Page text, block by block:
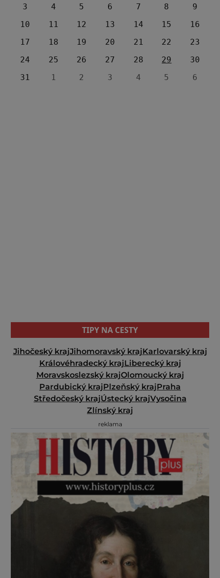
3
4 5 6 7 8
9
10
11 12 13 14 15
16
17
18 19 20 21 22
23
24
25 26 27 28 29
30
31
1 2 3 4 5 6
TIPY NA CESTY
Jihočeský krajJihomoravský krajKarlovarský kraj
Královéhradecký krajLiberecký kraj
Moravskoslezský krajOlomoucký kraj
Pardubický krajPlzeňský krajPraha
Středočeský krajÚstecký krajVysočina
Zlínský kraj
reklama